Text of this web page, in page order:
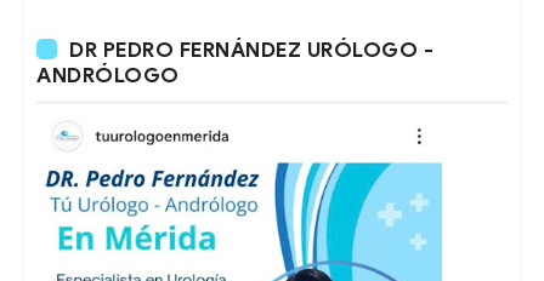
DR PEDRO FERNÁNDEZ URÓLOGO -
ANDRÓLOGO